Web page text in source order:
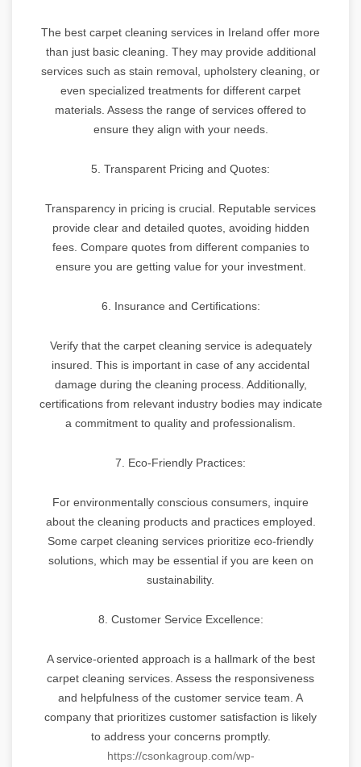
The best carpet cleaning services in Ireland offer more
than just basic cleaning. They may provide additional
services such as stain removal, upholstery cleaning, or
even specialized treatments for different carpet
materials. Assess the range of services offered to
ensure they align with your needs.
5. Transparent Pricing and Quotes:
Transparency in pricing is crucial. Reputable services
provide clear and detailed quotes, avoiding hidden
fees. Compare quotes from different companies to
ensure you are getting value for your investment.
6. Insurance and Certifications:
Verify that the carpet cleaning service is adequately
insured. This is important in case of any accidental
damage during the cleaning process. Additionally,
certifications from relevant industry bodies may indicate
a commitment to quality and professionalism.
7. Eco-Friendly Practices:
For environmentally conscious consumers, inquire
about the cleaning products and practices employed.
Some carpet cleaning services prioritize eco-friendly
solutions, which may be essential if you are keen on
sustainability.
8. Customer Service Excellence:
A service-oriented approach is a hallmark of the best
carpet cleaning services. Assess the responsiveness
and helpfulness of the customer service team. A
company that prioritizes customer satisfaction is likely
to address your concerns promptly.
https://csonkagroup.com/wp-